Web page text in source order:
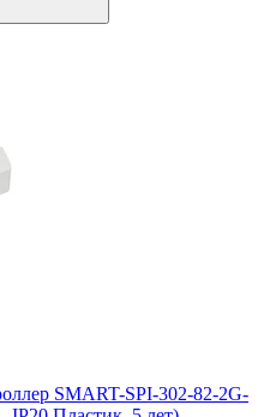
SMART-SPI-302-82-2G-